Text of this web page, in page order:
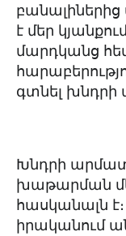
բանալիներից
է մեր
մարդկանց
գտնել խնդրի
Խնդրի
խաթարման
հասկանալն
իրականում